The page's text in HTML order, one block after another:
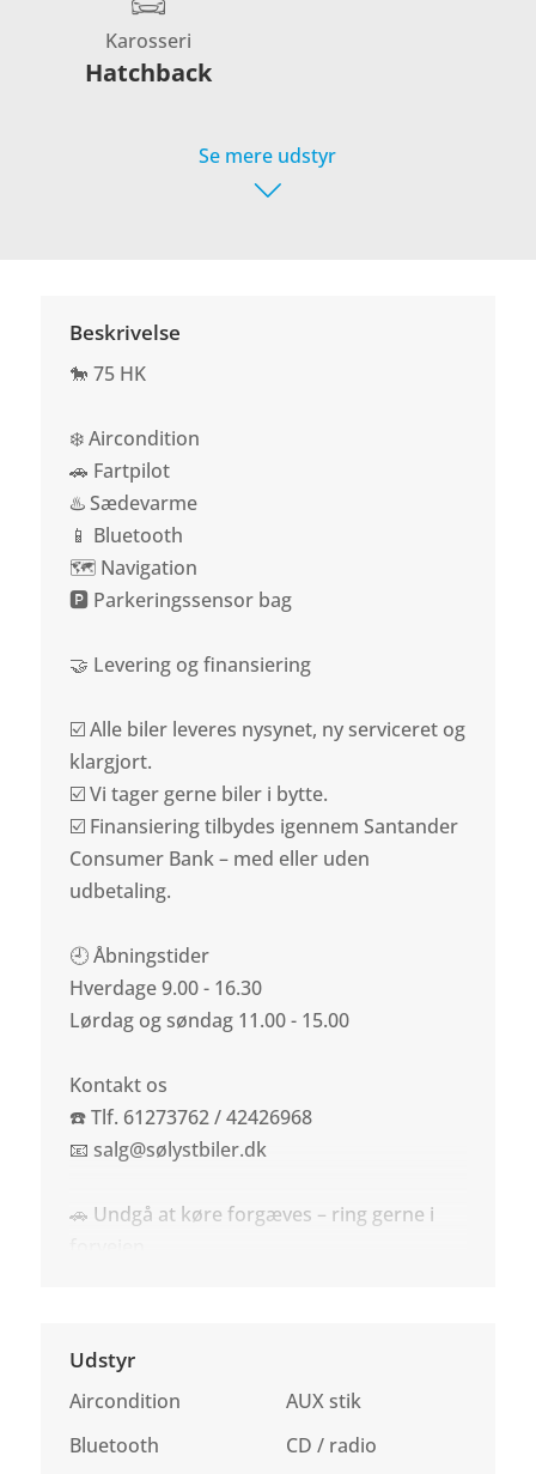
Karosseri
Hatchback
Se mere udstyr
Beskrivelse
🐎 75 HK
❄️ Aircondition
🚗 Fartpilot
♨️ Sædevarme
📱 Bluetooth
🗺️ Navigation
🅿️ Parkeringssensor bag
🤝 Levering og finansiering
☑️ Alle biler leveres nysynet, ny serviceret og
klargjort.
☑️ Vi tager gerne biler i bytte.
☑️ Finansiering tilbydes igennem Santander
Consumer Bank – med eller uden
udbetaling.
🕘 Åbningstider
Hverdage 9.00 - 16.30
Lørdag og søndag 11.00 - 15.00
Kontakt os
☎️ Tlf. 61273762 / 42426968
📧 salg@sølystbiler.dk
🚗 Undgå at køre forgæves – ring gerne i
Udstyr
Aircondition
AUX stik
Bluetooth
CD / radio